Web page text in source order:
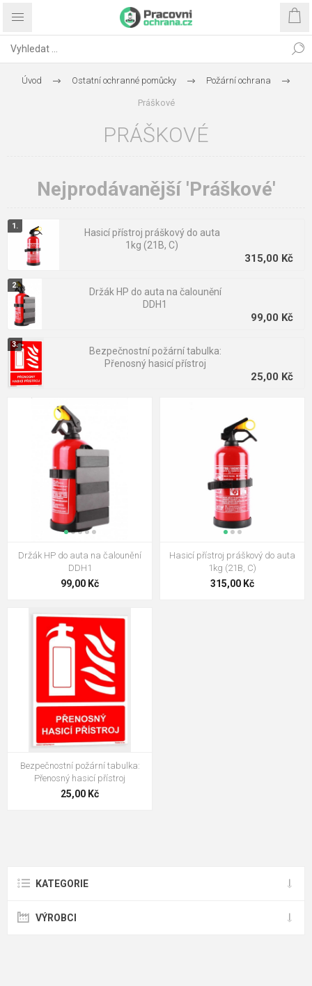
Úvod Ostatní ochranné pomůcky Požární ochrana
Práškové
PRÁŠKOVÉ
Nejprodávanější 'Práškové'
Hasicí přístroj práškový do auta
1kg (21B, C)
315,00 Kč
Držák HP do auta na čalounění
DDH1
99,00 Kč
Bezpečnostní požární tabulka:
Přenosný hasicí přístroj
25,00 Kč
Držák HP do auta na čalounění
DDH1
99,00 Kč
Hasicí přístroj práškový do auta
1kg (21B, C)
315,00 Kč
Bezpečnostní požární tabulka:
Přenosný hasicí přístroj
25,00 Kč
KATEGORIE
VÝROBCI